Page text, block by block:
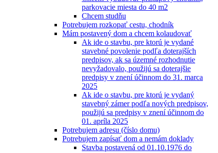
parkovacie miesta do 40 m2
Chcem studňu
Potrebujem rozkopať cestu, chodník
Mám postavený dom a chcem kolaudovať
Ak ide o stavbu, pre ktorú je vydané
stavebné povolenie podľa doterajších
predpisov, ak sa územné rozhodnutie
nevyžadovalo, použijú sa doterajšie
predpisy v znení účinnom do 31. marca
2025
Ak ide o stavbu, pre ktorú je vydaný
stavebný zámer podľa nových predpisov,
použijú sa predpisy v znení účinnom do
01. apríla 2025
Potrebujem adresu (číslo domu)
Potrebujem zapísať dom a nemám doklady
Stavba postavená od 01.10.1976 do